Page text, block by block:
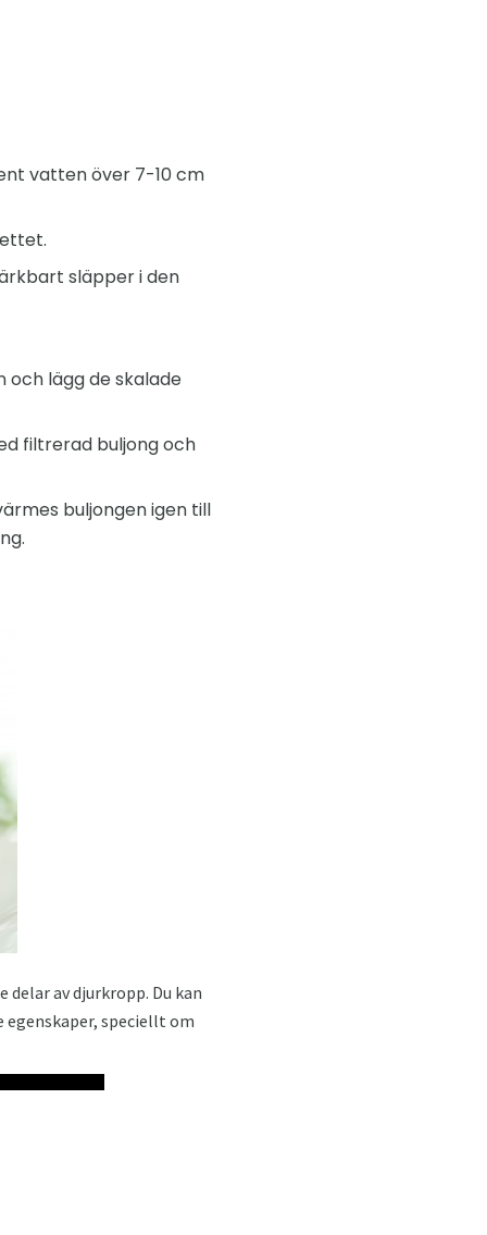
vatten över 7-10 cm
släpper i den
lägg de skalade
filtrerad buljong och
buljongen igen till
av djurkropp. Du kan
egenskaper, speciellt om